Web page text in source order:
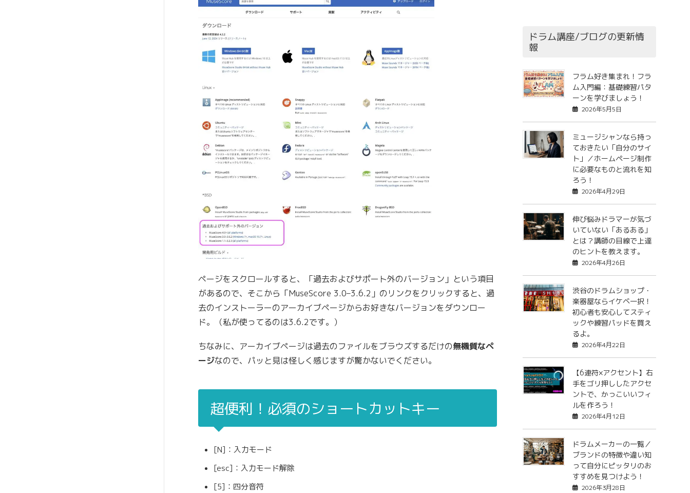
ページをスクロールすると、「過去およびサポート外のバージョン」という項目
があるので、そこから「MuseScore 3.0–3.6.2」のリンクをクリックすると、過
去のインストーラーのアーカイブページからお好きなバージョンをダウンロー
ド。（私が使ってるのは3.6.2です。）
ちなみに、アーカイブページは過去のファイルをブラウズするだけの無機質なペ
ージなので、パッと見は怪しく感じますが驚かないでください。
超便利！必須のショートカットキー
[N]：入力モード
[esc]：入力モード解除
[5]：四分音符
ドラム講座/ブログの更新情
報
フラム好き集まれ！フラ
ム入門編：基礎練習パタ
ーンを学びましょう！
2026年5月5日
ミュージシャンなら持っ
ておきたい「自分のサイ
ト」／ホームページ制作
に必要なものと流れを知
ろう！
2026年4月29日
伸び悩みドラマーが気づ
いていない「あるある」
とは？講師の目線で上達
のヒントを教えます。
2026年4月26日
渋谷のドラムショップ・
楽器屋ならイケベ一択！
初心者も安心してスティ
ックや練習パッドを買え
るよ。
2026年4月22日
【6連符×アクセント】右
手をゴリ押ししたアクセ
ントで、かっこいいフィ
ルを作ろう！
2026年4月12日
ドラムメーカーの一覧／
ブランドの特徴や違い知
って自分にピッタリのお
すすめを見つけよう！
2026年3月28日